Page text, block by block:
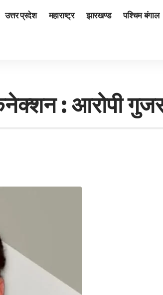
उत्तर प्रदेश महाराष्ट्र झारखण्ड पश्चिम बंगाल
: आरोपी